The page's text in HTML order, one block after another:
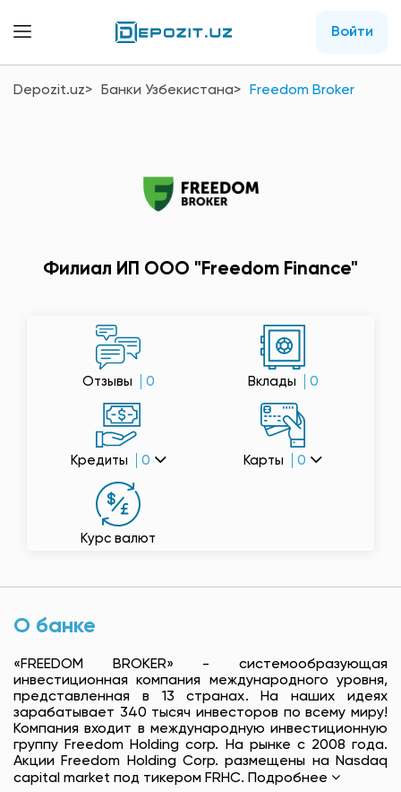
Войти
Depozit.uz Банки Узбекистана Freedom Broker
Филиал ИП ООО "Freedom Finance"
Отзывы 0 Вклады 0
Кредиты 0 Карты 0
Курс валют
О банке
«FREEDOM BROKER» - системообразующая
инвестиционная компания международного уровня,
представленная в 13 странах. На наших идеях
зарабатывает 340 тысяч инвесторов по всему миру!
Компания входит в международную инвестиционную
группу Freedom Holding corp. На рынке с 2008 года.
Акции Freedom Holding Corp. размещены на Nasdaq
capital market под тикером FRHC. Подробнее